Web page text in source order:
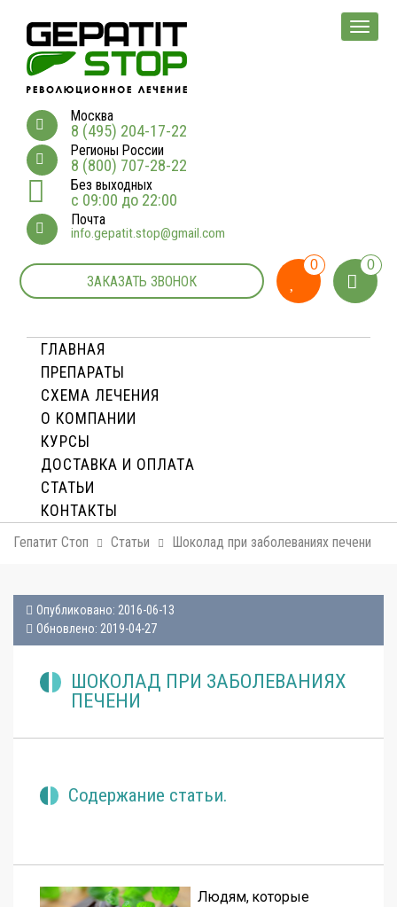
Москва
8 (495) 204-17-22
Регионы России
8 (800) 707-28-22
Без выходных
с 09:00 до 22:00
Почта
info.gepatit.stop@gmail.com
ЗАКАЗАТЬ ЗВОНОК
0 0
ГЛАВНАЯ
ПРЕПАРАТЫ
СХЕМА ЛЕЧЕНИЯ
О КОМПАНИИ
КУРСЫ
ДОСТАВКА И ОПЛАТA
СТАТЬИ
КОНТАКТЫ
Гепатит Стоп Статьи Шоколад при заболеваниях печени
Опубликовано: 2016-06-13
Обновлено: 2019-04-27
ШОКОЛАД ПРИ ЗАБОЛЕВАНИЯХ
ПЕЧЕНИ
Содержание статьи.
Людям, которые